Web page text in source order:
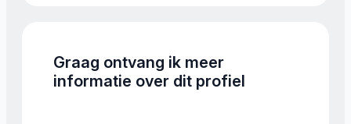
Graag ontvang ik meer
informatie over dit profiel